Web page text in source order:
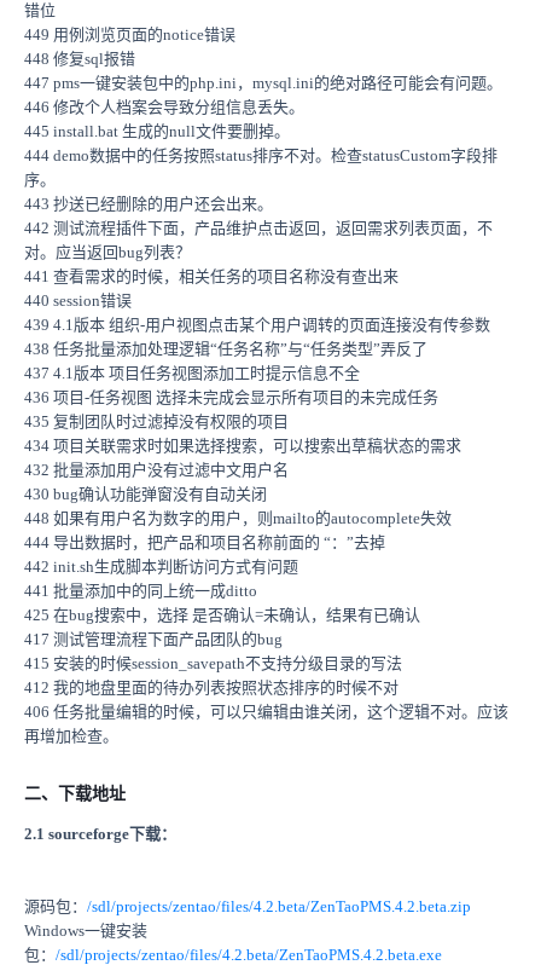
错位
449 用例浏览页面的notice错误
448 修复sql报错
447 pms一键安装包中的php.ini，mysql.ini的绝对路径可能会有问题。
446 修改个人档案会导致分组信息丢失。
445 install.bat 生成的null文件要删掉。
444 demo数据中的任务按照status排序不对。检查statusCustom字段排
序。
443 抄送已经删除的用户还会出来。
442 测试流程插件下面，产品维护点击返回，返回需求列表页面，不
对。应当返回bug列表？
441 查看需求的时候，相关任务的项目名称没有查出来
440 session错误
439 4.1版本 组织-用户视图点击某个用户调转的页面连接没有传参数
438 任务批量添加处理逻辑“任务名称”与“任务类型”弄反了
437 4.1版本 项目任务视图添加工时提示信息不全
436 项目-任务视图 选择未完成会显示所有项目的未完成任务
435 复制团队时过滤掉没有权限的项目
434 项目关联需求时如果选择搜索，可以搜索出草稿状态的需求
432 批量添加用户没有过滤中文用户名
430 bug确认功能弹窗没有自动关闭
448 如果有用户名为数字的用户，则mailto的autocomplete失效
444 导出数据时，把产品和项目名称前面的 “：”去掉
442 init.sh生成脚本判断访问方式有问题
441 批量添加中的同上统一成ditto
425 在bug搜索中，选择 是否确认=未确认，结果有已确认
417 测试管理流程下面产品团队的bug
415 安装的时候session_savepath不支持分级目录的写法
412 我的地盘里面的待办列表按照状态排序的时候不对
406 任务批量编辑的时候，可以只编辑由谁关闭，这个逻辑不对。应该
再增加检查。
二、下载地址
2.1 sourceforge下载：
源码包： /sdl/projects/zentao/files/4.2.beta/ZenTaoPMS.4.2.beta.zip
Windows一键安装
包： /sdl/projects/zentao/files/4.2.beta/ZenTaoPMS.4.2.beta.exe